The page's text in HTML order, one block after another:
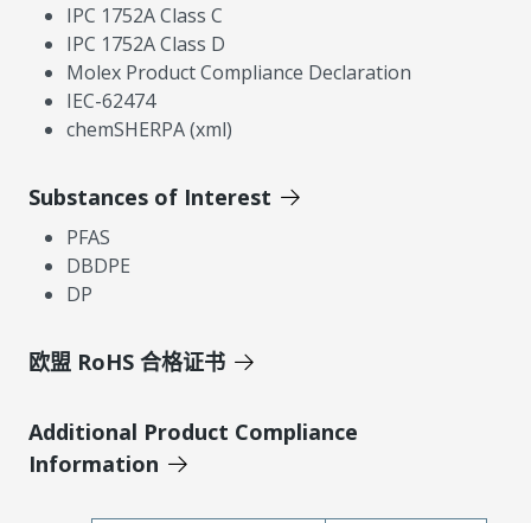
IPC 1752A Class C
IPC 1752A Class D
Molex Product Compliance Declaration
IEC-62474
chemSHERPA (xml)
Substances of Interest
PFAS
DBDPE
DP
欧盟 RoHS 合格证书
Additional Product Compliance
Information